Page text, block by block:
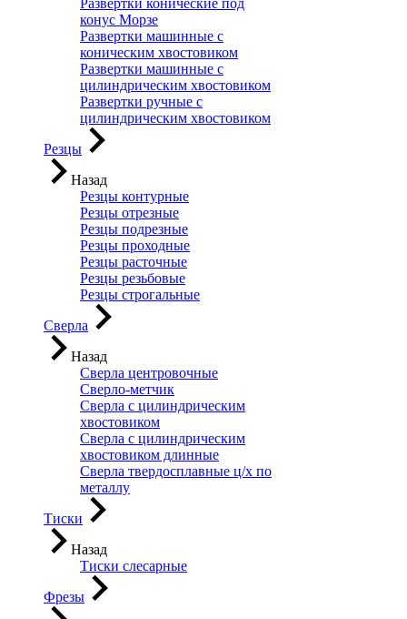
Развертки конические под
конус Морзе
Развертки машинные с
коническим хвостовиком
Развертки машинные с
цилиндрическим хвостовиком
Развертки ручные с
цилиндрическим хвостовиком
Резцы
Назад
Резцы контурные
Резцы отрезные
Резцы подрезные
Резцы проходные
Резцы расточные
Резцы резьбовые
Резцы строгальные
Сверла
Назад
Сверла центровочные
Сверло-метчик
Сверла с цилиндрическим
хвостовиком
Сверла с цилиндрическим
хвостовиком длинные
Сверла твердосплавные ц/х по
металлу
Тиски
Назад
Тиски слесарные
Фрезы